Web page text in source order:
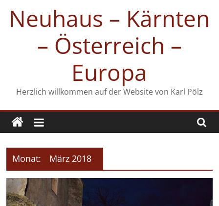
Inhalt
springen
Neuhaus – Kärnten
– Österreich –
Europa
Herzlich willkommen auf der Website von Karl Pölz
Monat: März 2018